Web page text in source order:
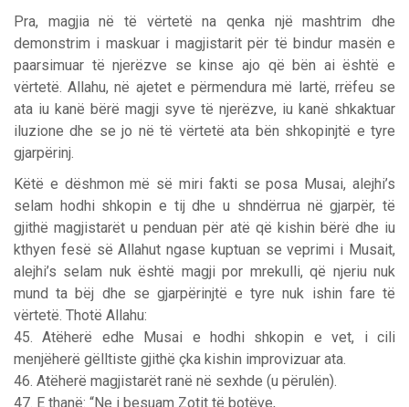
Pra, magjia në të vërtetë na qenka një mashtrim dhe
demonstrim i maskuar i magjistarit për të bindur masën e
paarsimuar të njerëzve se kinse ajo që bën ai është e
vërtetë. Allahu, në ajetet e përmendura më lartë, rrëfeu se
ata iu kanë bërë magji syve të njerëzve, iu kanë shkaktuar
iluzione dhe se jo në të vërtetë ata bën shkopinjtë e tyre
gjarpërinj.
Këtë e dëshmon më së miri fakti se posa Musai, alejhi’s
selam hodhi shkopin e tij dhe u shndërrua në gjarpër, të
gjithë magjistarët u penduan për atë që kishin bërë dhe iu
kthyen fesë së Allahut ngase kuptuan se veprimi i Musait,
alejhi’s selam nuk është magji por mrekulli, që njeriu nuk
mund ta bëj dhe se gjarpërinjtë e tyre nuk ishin fare të
vërtetë. Thotë Allahu:
45. Atëherë edhe Musai e hodhi shkopin e vet, i cili
menjëherë gëlltiste gjithë çka kishin improvizuar ata.
46. Atëherë magjistarët ranë në sexhde (u përulën).
47. E thanë: “Ne i besuam Zotit të botëve,